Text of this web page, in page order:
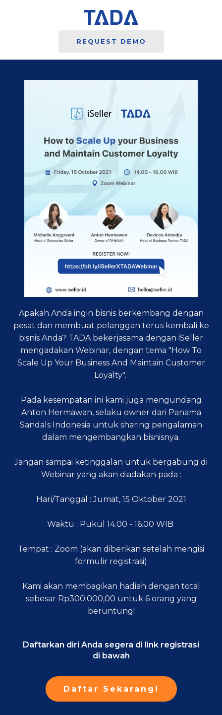
REQUEST DEMO
Apakah Anda ingin bisnis berkembang dengan
pesat dan membuat pelanggan terus kembali ke
bisnis Anda? TADA bekerjasama dengan iSeller
mengadakan Webinar, dengan tema "How To
Scale Up Your Business And Maintain Customer
Loyalty".
Pada kesempatan ini kami juga mengundang
Anton Hermawan, selaku owner dari Panama
Sandals Indonesia untuk sharing pengalaman
dalam mengembangkan bisnisnya.
Jangan sampai ketinggalan untuk bergabung di
Webinar yang akan diadakan pada :
Hari/Tanggal : Jumat, 15 Oktober 2021
Waktu : Pukul 14.00 - 16.00 WIB
Tempat : Zoom (akan diberikan setelah mengisi
formulir registrasi)
Kami akan membagikan hadiah dengan total
sebesar Rp300.000,00 untuk 6 orang yang
beruntung!
Daftarkan diri Anda segera di link registrasi
di bawah
Daftar Sekarang!